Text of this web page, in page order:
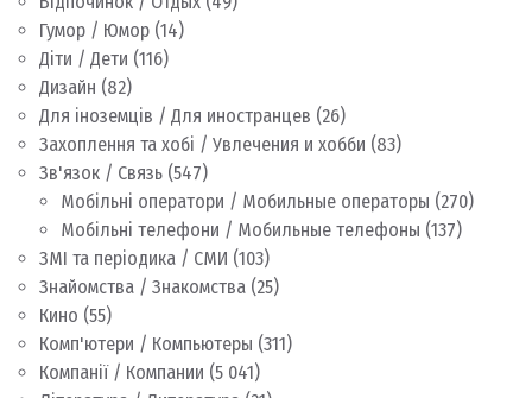
Гумор / Юмор (14)
Діти / Дети (116)
Дизайн (82)
Для іноземців / Для иностранцев (26)
Захоплення та хобі / Увлечения и хобби (83)
Зв'язок / Связь (547)
Мобільні оператори / Мобильные операторы (270)
Мобільні телефони / Мобильные телефоны (137)
ЗМІ та періодика / СМИ (103)
Знайомства / Знакомства (25)
Кино (55)
Комп'ютери / Компьютеры (311)
Компанії / Компании (5 041)